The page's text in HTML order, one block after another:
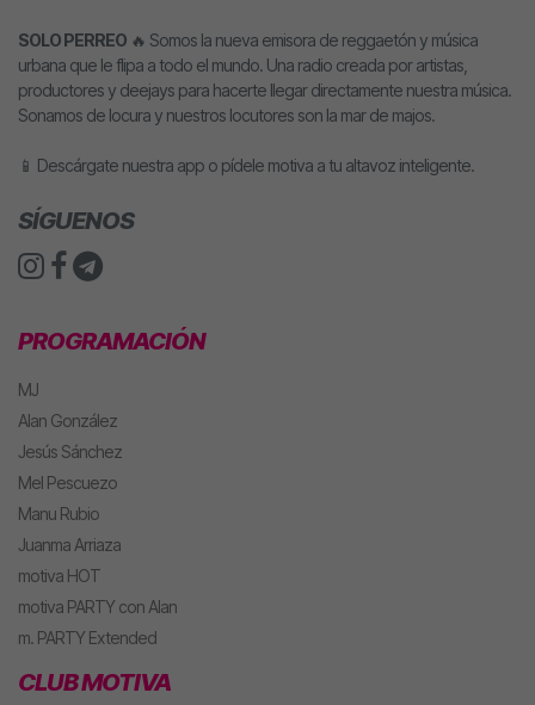
SOLO PERREO 🔥 Somos la nueva emisora de reggaetón y música
urbana que le flipa a todo el mundo. Una radio creada por artistas,
productores y deejays para hacerte llegar directamente nuestra música.
Sonamos de locura y nuestros locutores son la mar de majos.
📱 Descárgate nuestra app o pídele motiva a tu altavoz inteligente.
SÍGUENOS
PROGRAMACIÓN
MJ
Alan González
Jesús Sánchez
Mel Pescuezo
Manu Rubio
Juanma Arriaza
motiva HOT
motiva PARTY con Alan
m. PARTY Extended
CLUB MOTIVA